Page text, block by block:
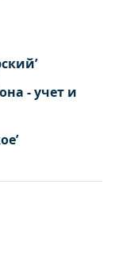
- учет и